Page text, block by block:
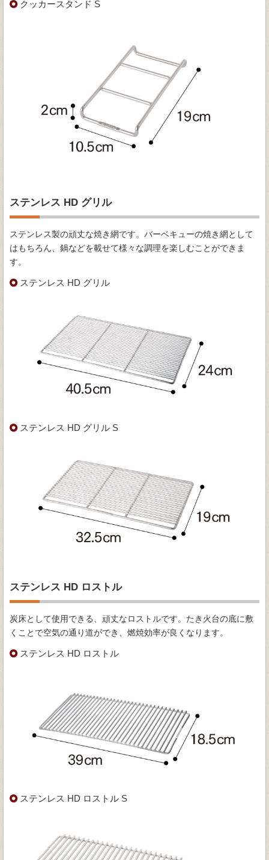
クッカースタンド S
ステンレス HD グリル
ステンレス製の頑丈な焼き網です。バーベキューの焼き網として
はもちろん、鍋などを載せて様々な調理を楽しむことができま
す。
ステンレス HD グリル
ステンレス HD グリル S
ステンレス HD ロストル
炭床として使用できる、頑丈なロストルです。たき火台の底に敷
くことで空気の通り道ができ、燃焼効率が良くなります。
ステンレス HD ロストル
ステンレス HD ロストル S